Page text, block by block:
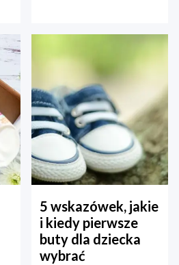
5 wskazówek, jakie
i kiedy pierwsze
buty dla dziecka
wybrać